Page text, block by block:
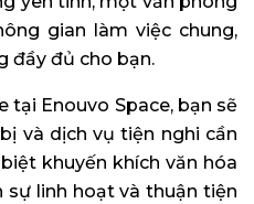
gian làm việc chung,
đầy đủ cho bạn.
tại Enouvo Space, bạn sẽ
và dịch vụ tiện nghi cần
khuyến khích văn hóa
sự linh hoạt và thuận tiện